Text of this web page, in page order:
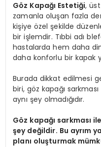
Göz Kapağı Estetiği,
zamanla oluşan fazla
kişiye özel şekilde
bir işlemdir. Tıbbi adı
hastalarda hem daha
daha konforlu bir kapak
Burada dikkat edilmesi
biri, göz kapağı
aynı şey olmadığıdır.
Göz kapağı sarkması
şey değildir. Bu ayrım
planı oluşturmak